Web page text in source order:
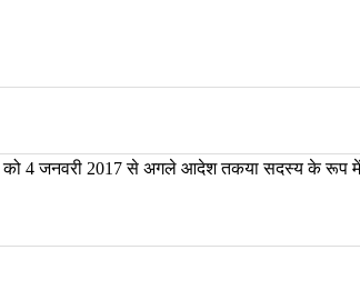
को 4जनवरी 2017सेअगलेआदेशतकयासदस्यकेरूपमें